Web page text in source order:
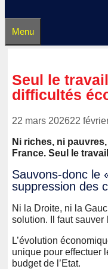
Menu
Seul le
difficultés
22 mars 202622
Ni riches, ni
France. Seul le
Sauvons-donc le
suppression des
Ni la Droite, ni la
solution. Il faut sauver
L’évolution
unique pour effectuer
budget de l’Etat.